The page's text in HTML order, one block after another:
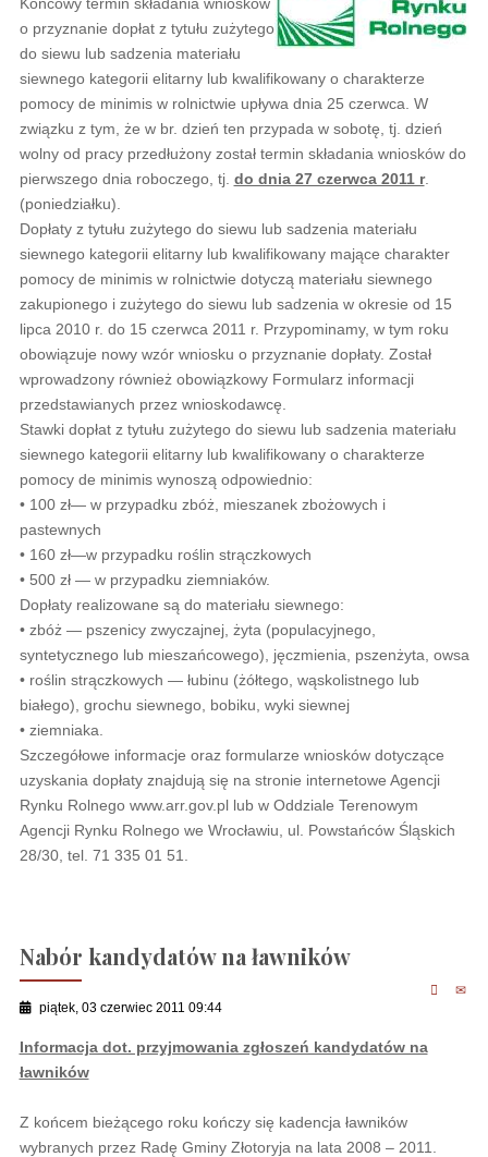
o przyznanie dopłat z tytułu zużytego
do siewu lub sadzenia materiału
siewnego kategorii elitarny lub kwalifikowany o charakterze
pomocy de minimis w rolnictwie upływa dnia 25 czerwca. W
związku z tym, że w br. dzień ten przypada w sobotę, tj. dzień
wolny od pracy przedłużony został termin składania wniosków do
pierwszego dnia roboczego, tj. do dnia 27 czerwca 2011 r.
(poniedziałku).
Dopłaty z tytułu zużytego do siewu lub sadzenia materiału
siewnego kategorii elitarny lub kwalifikowany mające charakter
pomocy de minimis w rolnictwie dotyczą materiału siewnego
zakupionego i zużytego do siewu lub sadzenia w okresie od 15
lipca 2010 r. do 15 czerwca 2011 r. Przypominamy, w tym roku
obowiązuje nowy wzór wniosku o przyznanie dopłaty. Został
wprowadzony również obowiązkowy Formularz informacji
przedstawianych przez wnioskodawcę.
Stawki dopłat z tytułu zużytego do siewu lub sadzenia materiału
siewnego kategorii elitarny lub kwalifikowany o charakterze
pomocy de minimis wynoszą odpowiednio:
• 100 zł— w przypadku zbóż, mieszanek zbożowych i
pastewnych
• 160 zł—w przypadku roślin strączkowych
• 500 zł — w przypadku ziemniaków.
Dopłaty realizowane są do materiału siewnego:
• zbóż — pszenicy zwyczajnej, żyta (populacyjnego,
syntetycznego lub mieszańcowego), jęczmienia, pszenżyta, owsa
• roślin strączkowych — łubinu (żółtego, wąskolistnego lub
białego), grochu siewnego, bobiku, wyki siewnej
• ziemniaka.
Szczegółowe informacje oraz formularze wniosków dotyczące
uzyskania dopłaty znajdują się na stronie internetowe Agencji
Rynku Rolnego www.arr.gov.pl lub w Oddziale Terenowym
Agencji Rynku Rolnego we Wrocławiu, ul. Powstańców Śląskich
28/30, tel. 71 335 01 51.
Nabór kandydatów na ławników
piątek, 03 czerwiec 2011 09:44
Informacja dot. przyjmowania zgłoszeń kandydatów na
ławników
Z końcem bieżącego roku kończy się kadencja ławników
wybranych przez Radę Gminy Złotoryja na lata 2008 – 2011.